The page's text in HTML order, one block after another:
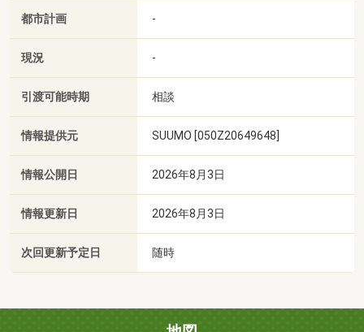
都市計画 -
現況 -
引渡可能時期 相談
情報提供元 SUUMO [050Z20649648]
情報公開日 2026年8月3日
情報更新日 2026年8月3日
次回更新予定日 随時